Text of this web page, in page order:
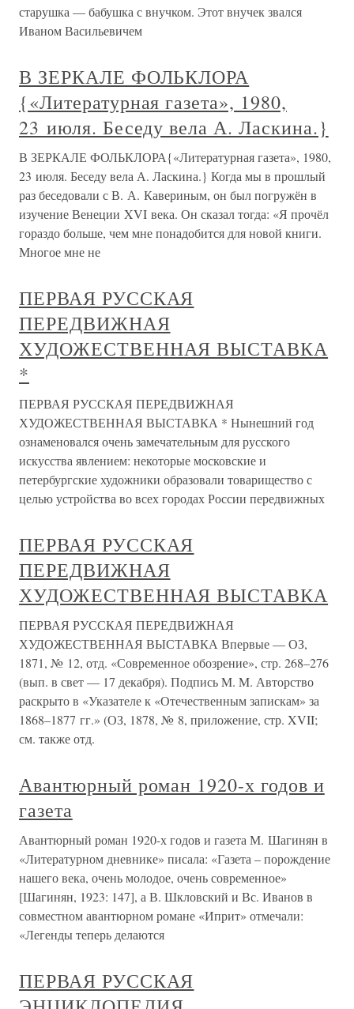
старушка — бабушка с внучком. Этот внучек звался
Иваном Васильевичем
В ЗЕРКАЛЕ ФОЛЬКЛОРА
{«Литературная газета», 1980,
23 июля. Беседу вела А. Ласкина.}
В ЗЕРКАЛЕ ФОЛЬКЛОРА{«Литературная газета», 1980,
23 июля. Беседу вела А. Ласкина.} Когда мы в прошлый
раз беседовали с В. А. Кавериным, он был погружён в
изучение Венеции XVI века. Он сказал тогда: «Я прочёл
гораздо больше, чем мне понадобится для новой книги.
Многое мне не
ПЕРВАЯ РУССКАЯ
ПЕРЕДВИЖНАЯ
ХУДОЖЕСТВЕННАЯ ВЫСТАВКА
*
ПЕРВАЯ РУССКАЯ ПЕРЕДВИЖНАЯ
ХУДОЖЕСТВЕННАЯ ВЫСТАВКА * Нынешний год
ознаменовался очень замечательным для русского
искусства явлением: некоторые московские и
петербургские художники образовали товарищество с
целью устройства во всех городах России передвижных
ПЕРВАЯ РУССКАЯ
ПЕРЕДВИЖНАЯ
ХУДОЖЕСТВЕННАЯ ВЫСТАВКА
ПЕРВАЯ РУССКАЯ ПЕРЕДВИЖНАЯ
ХУДОЖЕСТВЕННАЯ ВЫСТАВКА Впервые — ОЗ,
1871, № 12, отд. «Современное обозрение», стр. 268–276
(вып. в свет — 17 декабря). Подпись M. M. Авторство
раскрыто в «Указателе к «Отечественным запискам» за
1868–1877 гг.» (ОЗ, 1878, № 8, приложение, стр. XVII;
см. также отд.
Авантюрный роман 1920-х годов и
газета
Авантюрный роман 1920-х годов и газета М. Шагинян в
«Литературном дневнике» писала: «Газета – порождение
нашего века, очень молодое, очень современное»
[Шагинян, 1923: 147], а В. Шкловский и Вс. Иванов в
совместном авантюрном романе «Иприт» отмечали:
«Легенды теперь делаются
ПЕРВАЯ РУССКАЯ